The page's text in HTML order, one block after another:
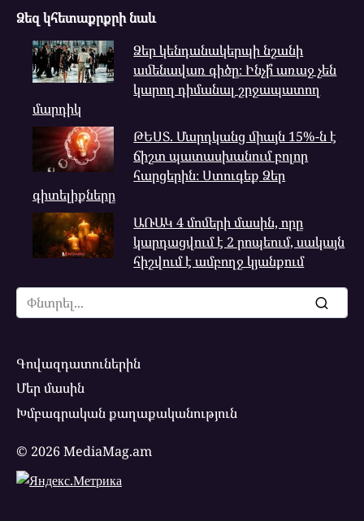
Ձեզ կհետաքրքրի նաև
Ձեր կենդանակերպի նշանի
ամենավառ գիծը։ Ինչի՞ առաջ չեն
կարող դիմանալ շրջապատող
մարդիկ
ԹԵՍՏ. Մարդկանց միայն 15%-ն է
ճիշտ պատասխանում բոլոր
հարցերին։ Ստուգեք Ձեր
գիտելիքները
ԱՌԱԿ 4 մոմերի մասին, որը
կարդացվում է 2 րոպեում, սակայն
հիշվում է ամբողջ կյանքում
Search
for:
Գովազդատուներին
Մեր մասին
Խմբագրական քաղաքականություն
© 2026 MediaMag.am